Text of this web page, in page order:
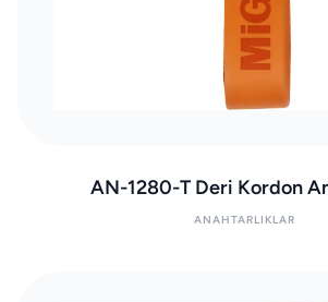
AN-1280-T Deri Kordon
ANAHTARLIKLAR